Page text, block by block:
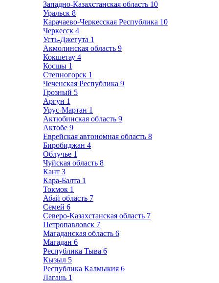
Западно-Казахстанская область 10
Уральск 8
Карачаево-Черкесская Республика 10
Черкесск 4
Усть-Джегута 1
Акмолинская область 9
Кокшетау 4
Косшы 1
Степногорск 1
Чеченская Республика 9
Грозный 5
Аргун 1
Урус-Мартан 1
Актюбинская область 9
Актобе 9
Еврейская автономная область 8
Биробиджан 4
Облучье 1
Чуйская область 8
Кант 3
Кара-Балта 1
Токмок 1
Абай область 7
Семей 6
Северо-Казахстанская область 7
Петропавловск 7
Магаданская область 6
Магадан 6
Республика Тыва 6
Кызыл 5
Республика Калмыкия 6
Лагань 1